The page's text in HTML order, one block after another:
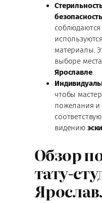
материалы.
выборе
Ярославле.
чтобы
пожелания и
видению
Обзор
тату-